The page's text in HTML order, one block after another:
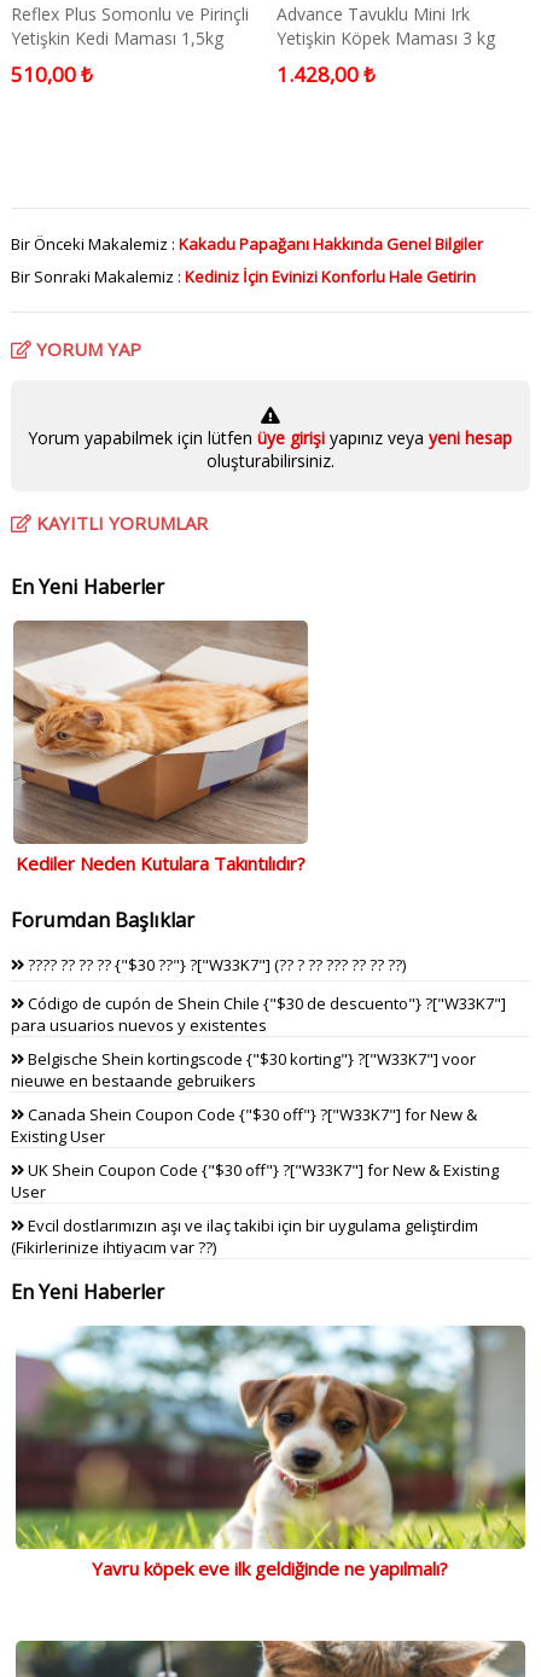
Reflex Plus Somonlu ve Pirinçli
Yetişkin Kedi Maması 1,5kg
510,00 ₺
Advance Tavuklu Mini Irk
Yetişkin Köpek Maması 3 kg
1.428,00 ₺
Bir Önceki Makalemiz : Kakadu Papağanı Hakkında Genel Bilgiler
Bir Sonraki Makalemiz : Kediniz İçin Evinizi Konforlu Hale Getirin
YORUM YAP
Yorum yapabilmek için lütfenüye girişiyapınız veya yeni hesap
oluşturabilirsiniz.
KAYITLI YORUMLAR
En Yeni Haberler
Kediler Neden Kutulara Takıntılıdır?
Forumdan Başlıklar
???? ?? ?? ?? {"$30 ??"} ?["W33K7"] (?? ? ?? ??? ?? ?? ??)
Código de cupón de Shein Chile {"$30 de descuento"} ?["W33K7"]
para usuarios nuevos y existentes
Belgische Shein kortingscode {"$30 korting"} ?["W33K7"] voor
nieuwe en bestaande gebruikers
Canada Shein Coupon Code {"$30 off"} ?["W33K7"] for New &
Existing User
UK Shein Coupon Code {"$30 off"} ?["W33K7"] for New & Existing
User
Evcil dostlarımızın aşı ve ilaç takibi için bir uygulama geliştirdim
(Fikirlerinize ihtiyacım var ??)
En Yeni Haberler
Yavru köpek eve ilk geldiğinde ne yapılmalı?